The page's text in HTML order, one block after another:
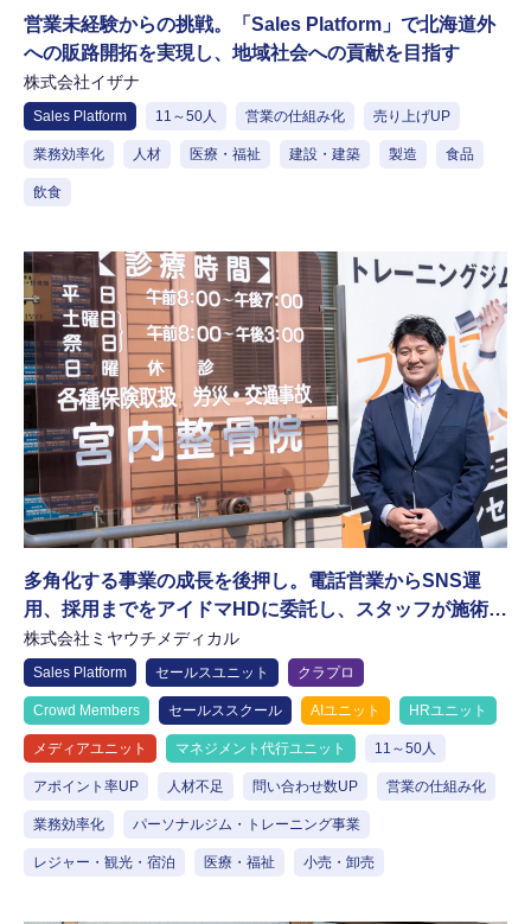
営業未経験からの挑戦。「Sales Platform」で北海道外
への販路開拓を実現し、地域社会への貢献を目指す
株式会社イザナ
Sales Platform 11～50人 営業の仕組み化 売り上げUP
業務効率化 人材 医療・福祉 建設・建築 製造 食品
飲食
多角化する事業の成長を後押し。電話営業からSNS運
用、採用までをアイドマHDに委託し、スタッフが施術に
集中できる環境を実現
株式会社ミヤウチメディカル
Sales Platform セールスユニット クラプロ
Crowd Members セールススクール AIユニット HRユニット
メディアユニット マネジメント代行ユニット 11～50人
アポイント率UP 人材不足 問い合わせ数UP 営業の仕組み化
業務効率化 パーソナルジム・トレーニング事業
レジャー・観光・宿泊 医療・福祉 小売・卸売